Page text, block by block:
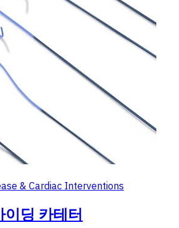
& Cardiac Interventions
딩 카테터